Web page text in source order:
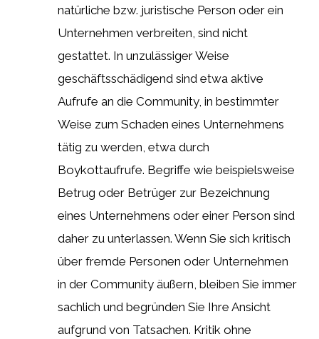
natürliche bzw. juristische Person oder ein
Unternehmen verbreiten, sind nicht
gestattet. In unzulässiger Weise
geschäftsschädigend sind etwa aktive
Aufrufe an die Community, in bestimmter
Weise zum Schaden eines Unternehmens
tätig zu werden, etwa durch
Boykottaufrufe. Begriffe wie beispielsweise
Betrug oder Betrüger zur Bezeichnung
eines Unternehmens oder einer Person sind
daher zu unterlassen. Wenn Sie sich kritisch
über fremde Personen oder Unternehmen
in der Community äußern, bleiben Sie immer
sachlich und begründen Sie Ihre Ansicht
aufgrund von Tatsachen. Kritik ohne